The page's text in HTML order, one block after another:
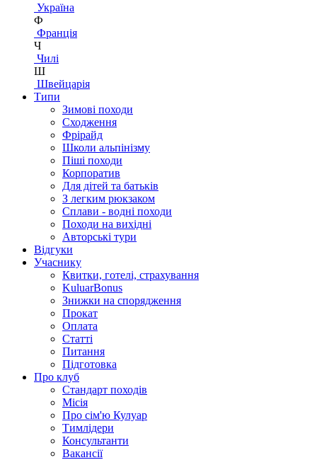
Україна
Ф
Франція
Ч
Чилі
Ш
Швейцарія
Типи
Зимові походи
Сходження
Фрірайд
Школи альпінізму
Піші походи
Корпоратив
Для дітей та батьків
З легким рюкзаком
Сплави - водні походи
Походи на вихідні
Авторські тури
Відгуки
Учаснику
Квитки, готелі, страхування
KuluarBonus
Знижки на спорядження
Прокат
Оплата
Статті
Питання
Підготовка
Про клуб
Стандарт походів
Місія
Про сім'ю Кулуар
Тимлідери
Консультанти
Вакансії